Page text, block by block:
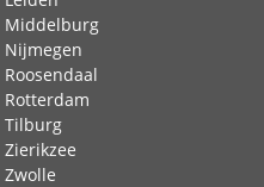
Middelburg
Nijmegen
Roosendaal
Rotterdam
Tilburg
Zierikzee
Zwolle